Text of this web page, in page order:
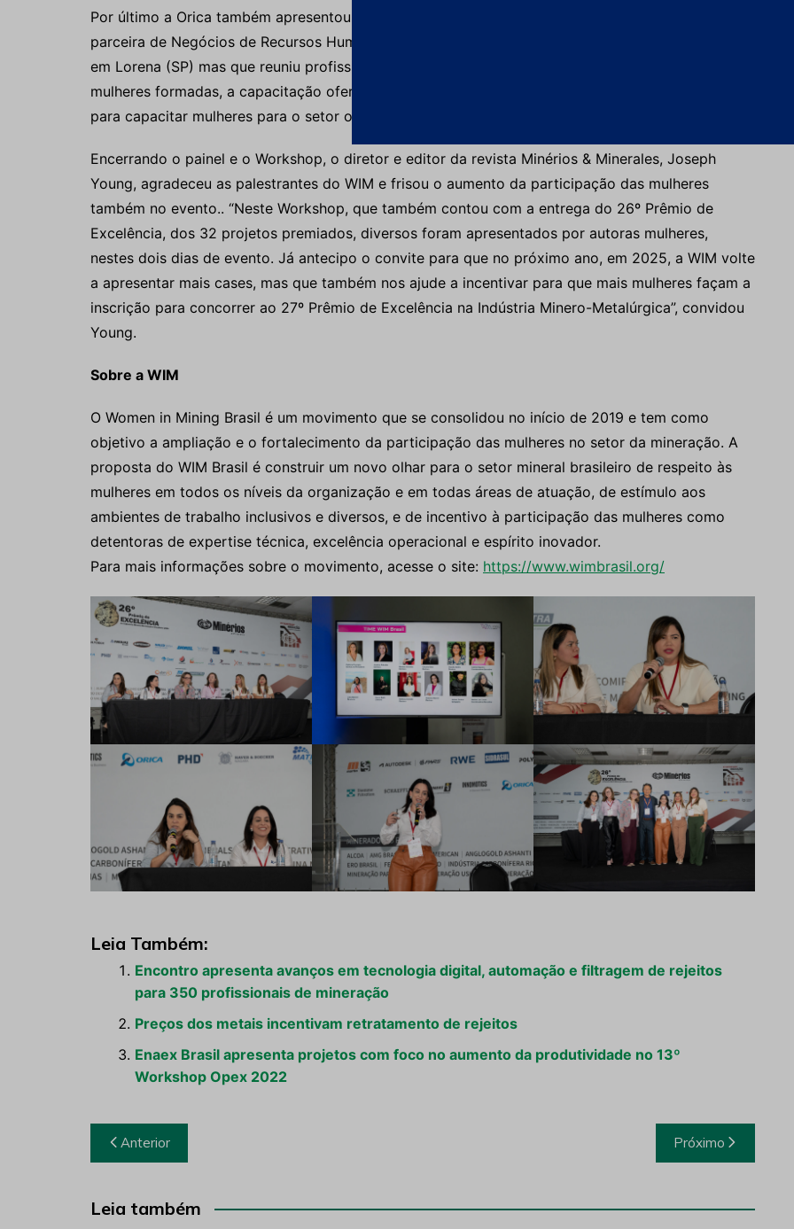
Por último a Orica também apresentou seu projeto “Escola de Operadoras – 2023 e 2024”. A
parceira de Negócios de Recursos Humanos (HRBP), Josy Lobo, contou sobre o curso realizado
em Lorena (SP) mas que reuniu profissionais de diversos estados do país. Com mais de 30
mulheres formadas, a capacitação ofereceu treinamentos e cursos técnicos como de manutenção,
para capacitar mulheres para o setor operacional na mineração.
Encerrando o painel e o Workshop, o diretor e editor da revista Minérios & Minerales, Joseph
Young, agradeceu as palestrantes do WIM e frisou o aumento da participação das mulheres
também no evento.. “Neste Workshop, que também contou com a entrega do 26º Prêmio de
Excelência, dos 32 projetos premiados, diversos foram apresentados por autoras mulheres,
nestes dois dias de evento. Já antecipo o convite para que no próximo ano, em 2025, a WIM volte
a apresentar mais cases, mas que também nos ajude a incentivar para que mais mulheres façam a
inscrição para concorrer ao 27º Prêmio de Excelência na Indústria Minero-Metalúrgica”, convidou
Young.
Sobre a WIM
O Women in Mining Brasil é um movimento que se consolidou no início de 2019 e tem como
objetivo a ampliação e o fortalecimento da participação das mulheres no setor da mineração. A
proposta do WIM Brasil é construir um novo olhar para o setor mineral brasileiro de respeito às
mulheres em todos os níveis da organização e em todas áreas de atuação, de estímulo aos
ambientes de trabalho inclusivos e diversos, e de incentivo à participação das mulheres como
detentoras de expertise técnica, excelência operacional e espírito inovador.
Para mais informações sobre o movimento, acesse o site: https://www.wimbrasil.org/
Leia Também:
Encontro apresenta avanços em tecnologia digital, automação e filtragem de rejeitos
para 350 profissionais de mineração
Preços dos metais incentivam retratamento de rejeitos
Enaex Brasil apresenta projetos com foco no aumento da produtividade no 13º
Workshop Opex 2022
Navegação
de
Post
Anterior Próximo
Leia também